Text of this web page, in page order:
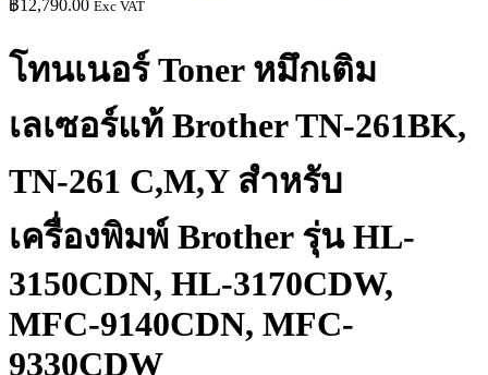
฿12,790.00
through
Exc VAT
โทนเนอร์ Toner หมึกเติม
เลเซอร์แท้ Brother TN-261BK,
TN-261 C,M,Y สำหรับ
เครื่องพิมพ์ Brother รุ่น HL-
3150CDN, HL-3170CDW,
MFC-9140CDN, MFC-
9330CDW